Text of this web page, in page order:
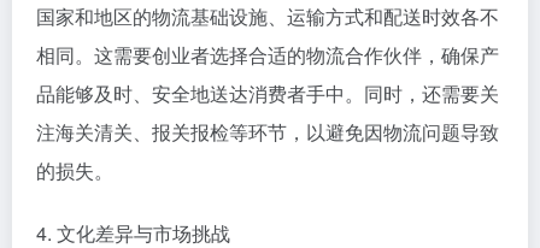
国家和地区的物流基础设施、运输方式和配送时效各不
相同。这需要创业者选择合适的物流合作伙伴，确保产
品能够及时、安全地送达消费者手中。同时，还需要关
注海关清关、报关报检等环节，以避免因物流问题导致
的损失。
4. 文化差异与市场挑战